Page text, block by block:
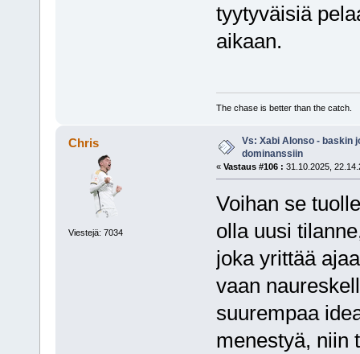
tyytyväisiä
aikaan.
The chase is better than the catch.
Chris
Viestejä: 7034
Vs: Xabi Alonso - baskin
dominanssiin
« Vastaus #106 : 31.10.2025,
Voihan se
olla uusi
joka yrittää
vaan
suurempaa
menestyä, niin